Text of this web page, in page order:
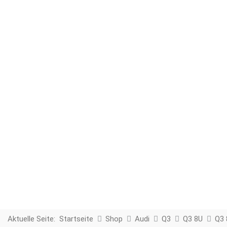
Aktuelle Seite: Startseite Shop Audi Q3 Q3 8U Q3